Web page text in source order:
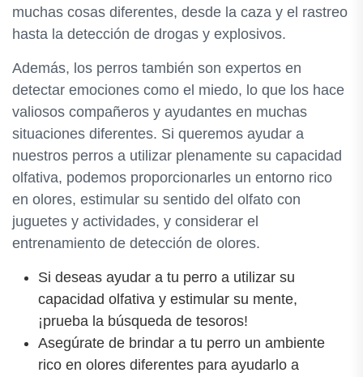
muchas cosas diferentes, desde la caza y el rastreo
hasta la detección de drogas y explosivos.
Además, los perros también son expertos en
detectar emociones como el miedo, lo que los hace
valiosos compañeros y ayudantes en muchas
situaciones diferentes. Si queremos ayudar a
nuestros perros a utilizar plenamente su capacidad
olfativa, podemos proporcionarles un entorno rico
en olores, estimular su sentido del olfato con
juguetes y actividades, y considerar el
entrenamiento de detección de olores.
Si deseas ayudar a tu perro a utilizar su
capacidad olfativa y estimular su mente,
¡prueba la búsqueda de tesoros!
Asegúrate de brindar a tu perro un ambiente
rico en olores diferentes para ayudarlo a